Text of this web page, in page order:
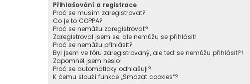
Přihlašování a registrace
Proč se musím zaregistrovat?
Co je to COPPA?
Proč se nemůžu zaregistrovat?
Zaregistroval jsem se, ale nemůžu se přihlásit!
Proč se nemůžu přihlásit?
Byl jsem ve fóru zaregistrovaný, ale teď se nemůžu přihlásit?!
Zapomněl jsem heslo!
Proč se automaticky odhlašuji?
K čemu slouží funkce „Smazat cookies“?